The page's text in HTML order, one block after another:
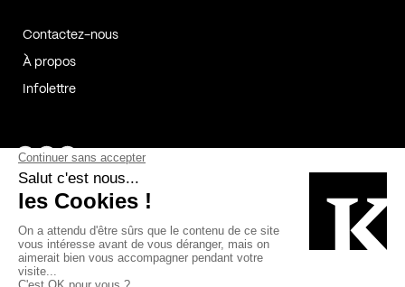
Contactez-nous
À propos
Infolettre
Page Facebook de Kollectif
Page Instagram de Kollectif
Page Linkedin de Kollectif